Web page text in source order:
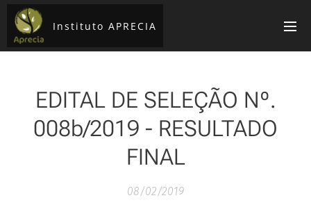
Instituto APRECIA
EDITAL DE SELEÇÃO Nº.
008b/2019 - RESULTADO
FINAL
08/02/2019